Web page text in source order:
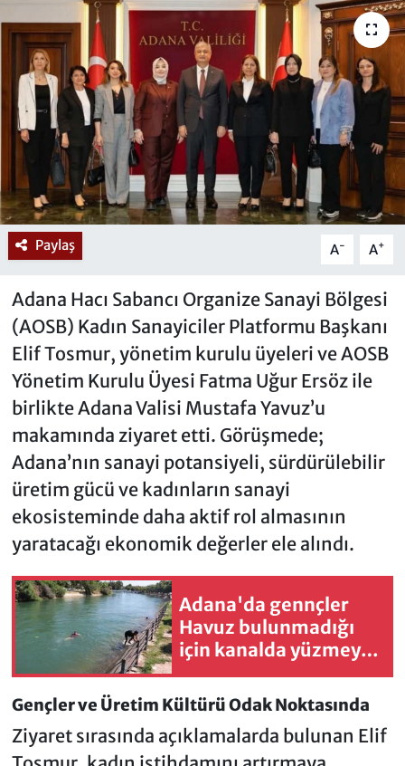
Paylaş A- A+
Adana Hacı Sabancı Organize Sanayi Bölgesi
(AOSB) Kadın Sanayiciler Platformu Başkanı
Elif Tosmur, yönetim kurulu üyeleri ve AOSB
Yönetim Kurulu Üyesi Fatma Uğur Ersöz ile
birlikte Adana Valisi Mustafa Yavuz’u
makamında ziyaret etti. Görüşmede;
Adana’nın sanayi potansiyeli, sürdürülebilir
üretim gücü ve kadınların sanayi
ekosisteminde daha aktif rol almasının
yaratacağı ekonomik değerler ele alındı.
Adana'da gennçler
Havuz bulunmadığı
için kanalda yüzmeye
mecbur kaldıklarını
söyledi
Gençler ve Üretim Kültürü Odak Noktasında
Ziyaret sırasında açıklamalarda bulunan Elif